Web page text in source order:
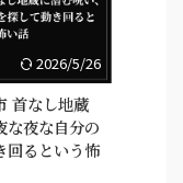
2026/5/26
首なし地蔵
な夜な自分の
回るという怖